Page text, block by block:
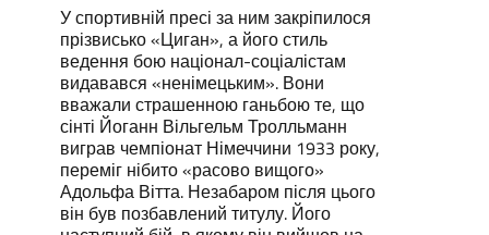
У спортивній пресі за ним закріпилося
прізвисько «Циган», а його стиль
ведення бою націонал-соціалістам
видавався «ненімецьким». Вони
вважали страшенною ганьбою те, що
сінті Йоганн Вільгельм Тролльманн
виграв чемпіонат Німеччини 1933 року,
переміг нібито «расово вищого»
Адольфа Вітта. Незабаром після цього
він був позбавлений титулу. Його